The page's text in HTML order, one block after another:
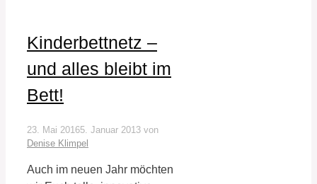
Kinderbettnetz –
und alles bleibt im
Bett!
23. Mai 20165. Januar 2013 von
Denise Klimpel
Auch im neuen Jahr möchten